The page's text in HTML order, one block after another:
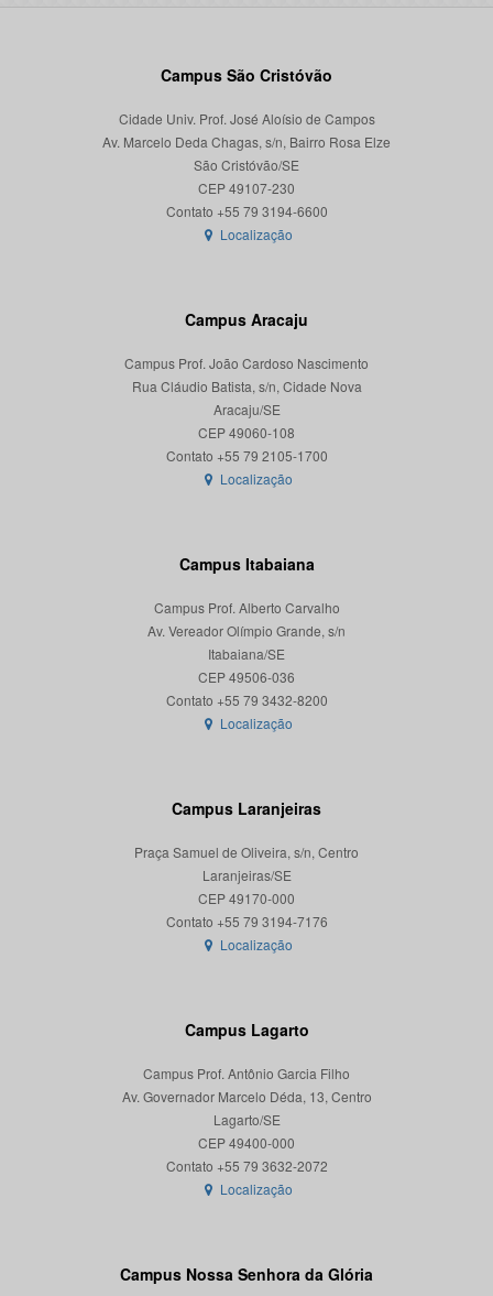
Campus São Cristóvão
Cidade Univ. Prof. José Aloísio de Campos
Av. Marcelo Deda Chagas, s/n, Bairro Rosa Elze
São Cristóvão/SE
CEP 49107-230
Localização
Campus Aracaju
Campus Prof. João Cardoso Nascimento
Rua Cláudio Batista, s/n, Cidade Nova
Aracaju/SE
CEP 49060-108
Localização
Campus Itabaiana
Campus Prof. Alberto Carvalho
Av. Vereador Olímpio Grande, s/n
Itabaiana/SE
CEP 49506-036
Localização
Campus Laranjeiras
Praça Samuel de Oliveira, s/n, Centro
Laranjeiras/SE
CEP 49170-000
Localização
Campus Lagarto
Campus Prof. Antônio Garcia Filho
Av. Governador Marcelo Déda, 13, Centro
Lagarto/SE
CEP 49400-000
Localização
Campus Nossa Senhora da Glória